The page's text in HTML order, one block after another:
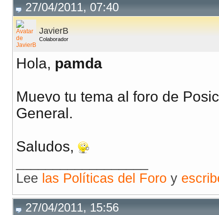
27/04/2011, 07:40
JavierB
Colaborador
Hola, pamda
Muevo tu tema al foro de
General.
Saludos,
Lee las Políticas del Foro y
27/04/2011, 15:56